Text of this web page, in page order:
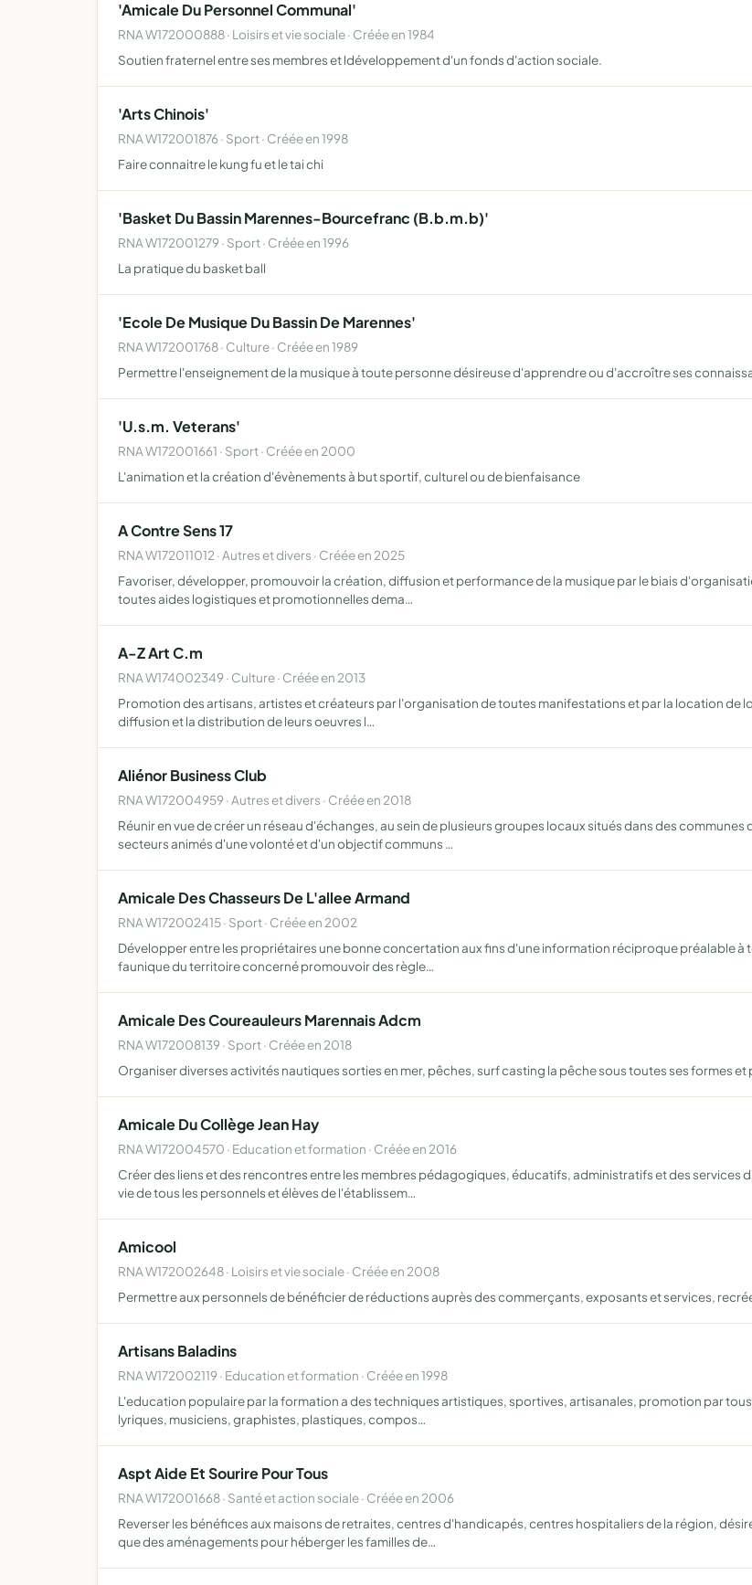
'Amicale Du Personnel Communal'
RNA W172000888 · Loisirs et vie sociale · Créée en 1984
Soutien fraternel entre ses membres et ldéveloppement d'un fonds d'action sociale.
'Arts Chinois'
RNA W172001876 · Sport · Créée en 1998
Faire connaitre le kung fu et le tai chi
'Basket Du Bassin Marennes-Bourcefranc (B.b.m.b)'
RNA W172001279 · Sport · Créée en 1996
La pratique du basket ball
'Ecole De Musique Du Bassin De Marennes'
RNA W172001768 · Culture · Créée en 1989
Permettre l'enseignement de la musique à toute personne désireuse d'apprendre ou d'accroître ses
'U.s.m. Veterans'
RNA W172001661 · Sport · Créée en 2000
L'animation et la création d'évènements à but sportif, culturel ou de bienfaisance
A Contre Sens 17
RNA W172011012 · Autres et divers · Créée en 2025
Favoriser, développer, promouvoir la création, diffusion et performance de la musique par le biais
toutes aides logistiques et promotionnelles dema…
A-Z Art C.m
RNA W174002349 · Culture · Créée en 2013
Promotion des artisans, artistes et créateurs par l'organisation de toutes manifestations et par la location de
diffusion et la distribution de leurs oeuvres l…
Aliénor Business Club
RNA W172004959 · Autres et divers · Créée en 2018
Réunir en vue de créer un réseau d'échanges, au sein de plusieurs groupes locaux situés dans des
secteurs animés d'une volonté et d'un objectif communs …
Amicale Des Chasseurs De L'allee Armand
RNA W172002415 · Sport · Créée en 2002
Développer entre les propriétaires une bonne concertation aux fins d'une information réciproque préalable
faunique du territoire concerné promouvoir des règle…
Amicale Des Coureauleurs Marennais Adcm
RNA W172008139 · Sport · Créée en 2018
Organiser diverses activités nautiques sorties en mer, pêches, surf casting la pêche sous toutes ses formes
Amicale Du Collège Jean Hay
RNA W172004570 · Education et formation · Créée en 2016
Créer des liens et des rencontres entre les membres pédagogiques, éducatifs, administratifs et des
vie de tous les personnels et élèves de l'établissem…
Amicool
RNA W172002648 · Loisirs et vie sociale · Créée en 2008
Permettre aux personnels de bénéficier de réductions auprès des commerçants, exposants et services,
Artisans Baladins
RNA W172002119 · Education et formation · Créée en 1998
L'education populaire par la formation a des techniques artistiques, sportives, artisanales, promotion par
lyriques, musiciens, graphistes, plastiques, compos…
Aspt Aide Et Sourire Pour Tous
RNA W172001668 · Santé et action sociale · Créée en 2006
Reverser les bénéfices aux maisons de retraites, centres d'handicapés, centres hospitaliers de la région,
que des aménagements pour héberger les familles de…